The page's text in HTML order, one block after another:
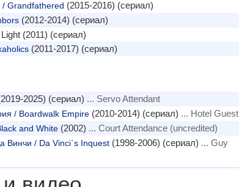
Grandfathered (2015-2016) (сериал)
(2012-2014) (сериал)
(2011) (сериал)
(2011-2017) (сериал)
2025) (сериал) ... Servo Attendant
/ Boardwalk Empire(2010-2014) (сериал) ... Hotel Guest
and White(2002) ... Court Attendance (uncredited)
Винчи / Da Vinci`s Inquest(1998-2006) (сериал) ... Guy